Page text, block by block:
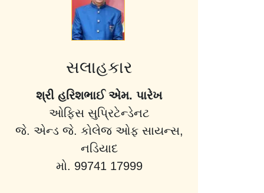
સલાહકાર
શ્રી હરિશભાઈ એમ. પારેખ
ઓફિસ સુપ્રિટેન્ડેનટ
જે. એન્ડ જે. કોલેજ ઓફ સાયન્સ,
નડિયાદ
મો. 99741 17999